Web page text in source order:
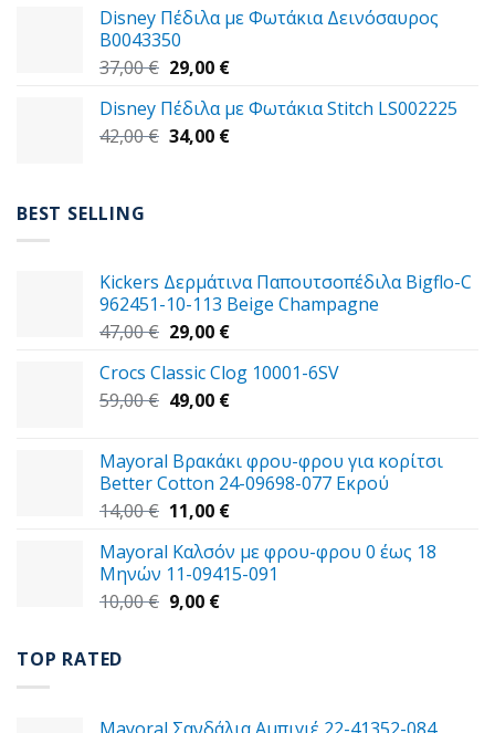
59,00 €.είναι:
Disney Πέδιλα με Φωτάκια Δεινόσαυρος
B0043350
37,00€ Original
was:
37,00 €.
29,00 €Η
τιμή
είναι:
Disney Πέδιλα με Φωτάκια Stitch LS002225
42,00€ Original
34,00 €Η
BEST SELLING
Kickers Δερμάτινα Παπουτσοπέδιλα Bigflo-C
962451-10-113 Beige Champagne
47,00€ Original
was:
47,00 €.
29,00 €Η
τιμή
είναι:
Crocs Classic Clog 10001-6SV
59,00€ Original
59,00 €.
49,00 €Η
είναι:
49,00 €.
Mayoral Βρακάκι φρου-φρου για κορίτσι
Better Cotton 24-09698-077 Εκρού
14,00€ Original
was:
14,00 €.
11,00 €Η
τιμή
είναι:
Mayoral Καλσόν με φρου-φρου 0 έως 18
Μηνών 11-09415-091
10,00€ Original
9,00 €Η
TOP RATED